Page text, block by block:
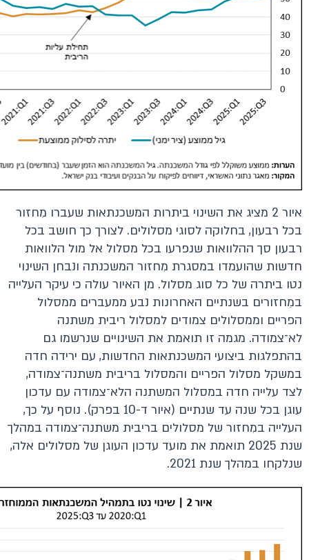
איור 2 מציג את השינוי ביתרות המשכנתאות שעברו מִחזור
בכל רבעון, בחלוקה לסוגי מסלולים. לצורך כך חושב בכל
רבעון סך ההלוואות שנפרעו בכל מסלול אל מול הלוואות
חדשות שהועמדו במסגרת מִחזור המשכנתה ונבחן השינוי
נטו ביתרה של כל סוג מסלול. מן האיור עולה כי עיקר העלייה
במִחזורים בשנתיים האחרונות נבע ממעברים ממסלול
הפריים וממסלולים צמודים למסלול ריבית משתנה
לא־צמודה. מגמה זו תואמת את השינויים שנרשמו גם
בהתפלגות ביצועי המשכנתאות החדשות, עם ירידה חדה
במשקל מסלול הפריים והמסלול בריבית משתנה־צמודה,
לצד עלייה חדה במסלול המשתנה הלא־צמודה עם עדכון
עוגן בכל שנה עד שנתיים (איור ד-10 בפרק). נוסף על כך,
העלייה במִחזור של מסלולים בריבית משתנה־צמודה במהלך
שנת 2025 תואמת את מועד עדכון העוגן של מסלולים אלה,
שנלקחו במהלך שנת 2021.